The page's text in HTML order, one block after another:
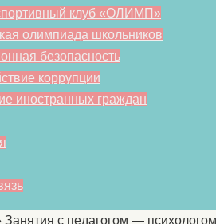
клуб «ОЛИМП»
олимпиада школьников
безопасность
коррупции
иностранных граждан
Занятия с педагогом — психологом